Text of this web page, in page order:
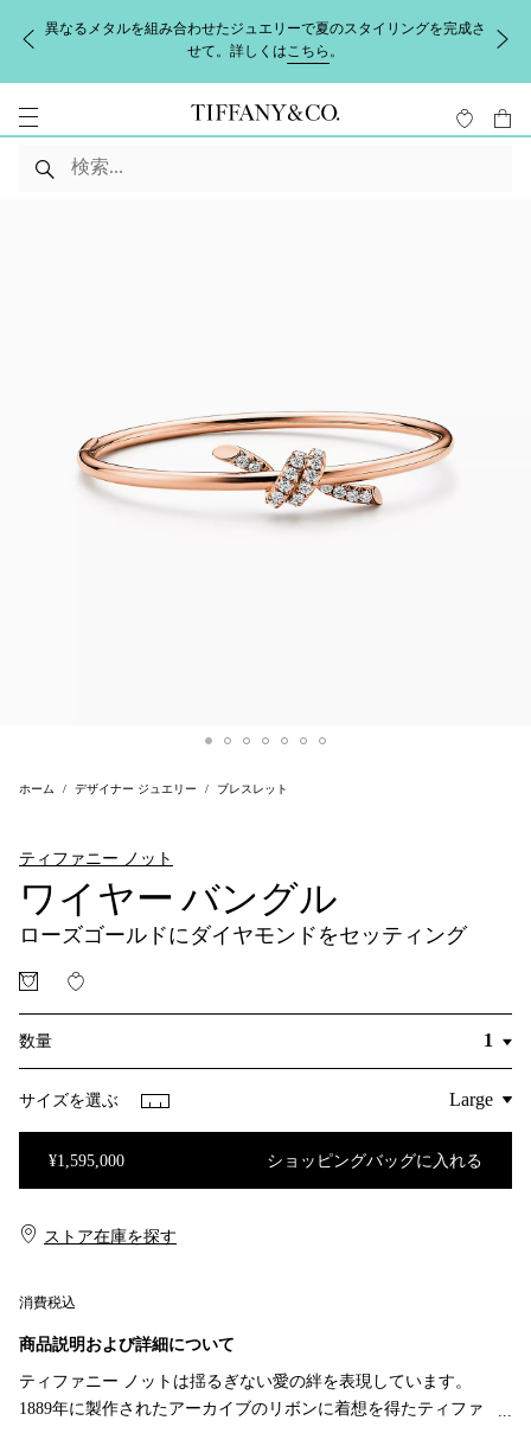
異なるメタルを組み合わせたジュエリーで夏のスタイリングを完成さ
せて。詳しくはこちら 。
ホーム デザイナー ジュエリー ブレスレット
ティファニー ノット
ワイヤー バングル
ローズゴールドにダイヤモンドをセッティング
数量
サイズを選ぶ
¥1,595,000 ショッピングバッグに入れる
消費税込
ストア在庫を探す​​
商品説明および詳細について
ティファニー ノットは揺るぎない愛の絆を表現しています。
1889年に製作されたアーカイブのリボンに着想を得たティファ